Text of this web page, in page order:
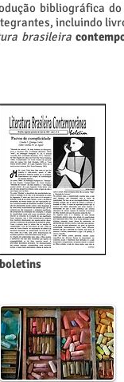
bibliográfica
incluindo
brasileira
boletins